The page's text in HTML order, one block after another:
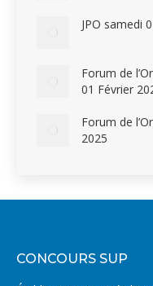
JPO samedi
Forum de
01 Février
Forum de
2025
CONCOURS SUP